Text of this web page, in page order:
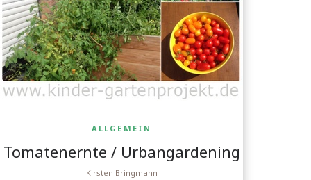
ALLGEMEIN
Tomatenernte / Urbangardening
Kirsten Bringmann